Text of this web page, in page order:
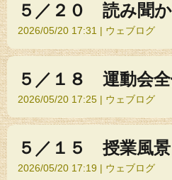
５／２０ 読み聞
2026/05/20 17:31 ウェブログ
５／１８ 運動会
2026/05/20 17:25 ウェブログ
５／１５ 授業風景
2026/05/20 17:19 ウェブログ